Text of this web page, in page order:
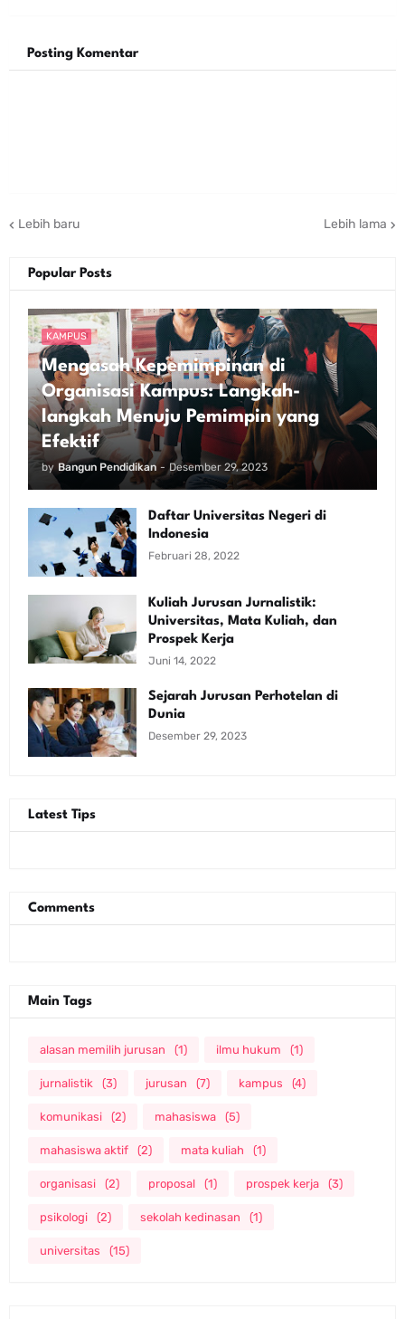
Posting Komentar
Lebih baru Lebih lama
Popular Posts
KAMPUS
Mengasah Kepemimpinan di
Organisasi Kampus: Langkah-
langkah Menuju Pemimpin yang
Efektif
by Bangun Pendidikan - Desember 29, 2023
Daftar Universitas Negeri di
Indonesia
Februari 28, 2022
Kuliah Jurusan Jurnalistik:
Universitas, Mata Kuliah, dan
Prospek Kerja
Juni 14, 2022
Sejarah Jurusan Perhotelan di
Dunia
Desember 29, 2023
Latest Tips
Comments
Main Tags
alasan memilih jurusan (1) ilmu hukum (1)
jurnalistik (3) jurusan (7) kampus (4)
komunikasi (2) mahasiswa (5)
mahasiswa aktif (2) mata kuliah (1)
organisasi (2) proposal (1) prospek kerja (3)
psikologi (2) sekolah kedinasan (1)
universitas (15)